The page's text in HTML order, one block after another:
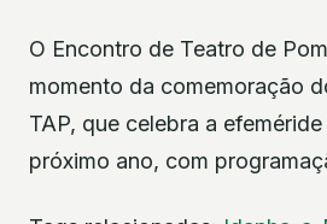
O Encontro de Teatro de
momento da comemoração
TAP, que celebra a
próximo ano, com